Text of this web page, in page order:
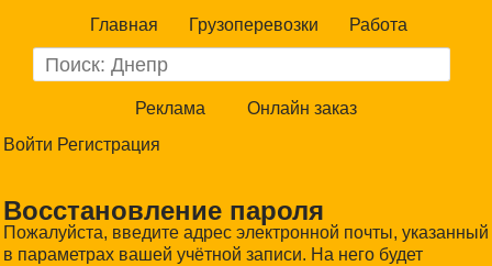
Главная Грузоперевозки Работа
Реклама
Онлайн заказ
Войти Регистрация
Восстановление пароля
Пожалуйста, введите адрес электронной почты, указанный
в параметрах вашей учётной записи. На него будет